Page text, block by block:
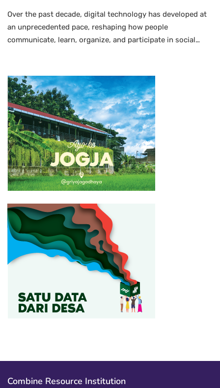
Over the past decade, digital technology has developed at
an unprecedented pace, reshaping how people
communicate, learn, organize, and participate in social…
Combine Resource Institution